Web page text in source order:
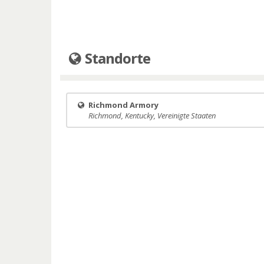
Standorte
Richmond Armory
Richmond, Kentucky, Vereinigte Staaten